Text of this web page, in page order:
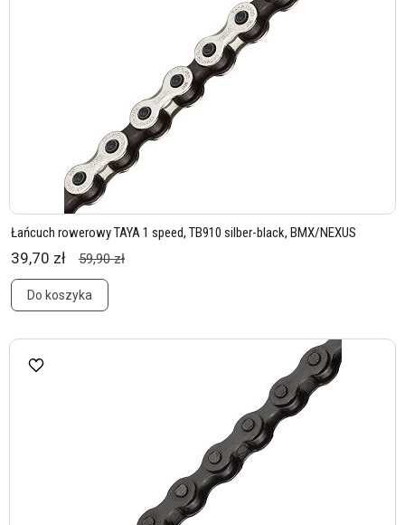
Łańcuch rowerowy TAYA 1 speed, TB910 silber-black, BMX/NEXUS
39,70 zł 59,90 zł
Do koszyka